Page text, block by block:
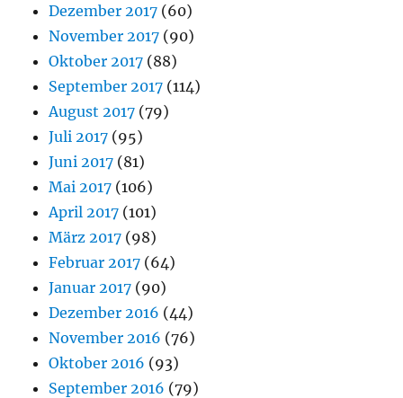
Dezember 2017 (60)
November 2017 (90)
Oktober 2017 (88)
September 2017 (114)
August 2017 (79)
Juli 2017 (95)
Juni 2017 (81)
Mai 2017 (106)
April 2017 (101)
März 2017 (98)
Februar 2017 (64)
Januar 2017 (90)
Dezember 2016 (44)
November 2016 (76)
Oktober 2016 (93)
September 2016 (79)